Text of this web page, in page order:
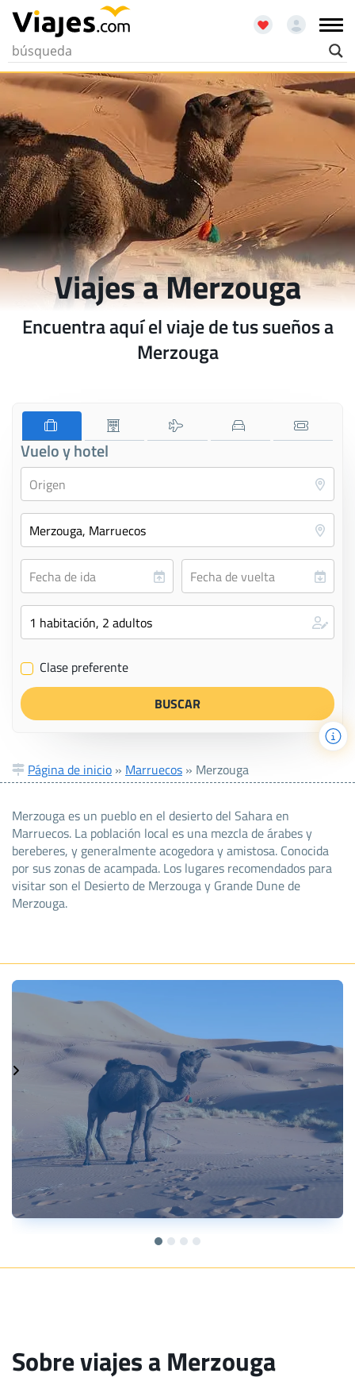
Viajes a Merzouga
Encuentra aquí el viaje de tus sueños a
Merzouga
Vuelo y hotel
✔ Clase preferente
Página de inicio » Marruecos » Merzouga
Merzouga es un pueblo en el desierto del Sahara en
Marruecos. La población local es una mezcla de árabes y
bereberes, y generalmente acogedora y amistosa. Conocida
por sus zonas de acampada. Los lugares recomendados para
visitar son el Desierto de Merzouga y Grande Dune de
Merzouga.
Sobre viajes a Merzouga